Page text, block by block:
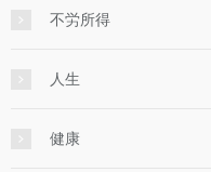
不労所得
人生
健康